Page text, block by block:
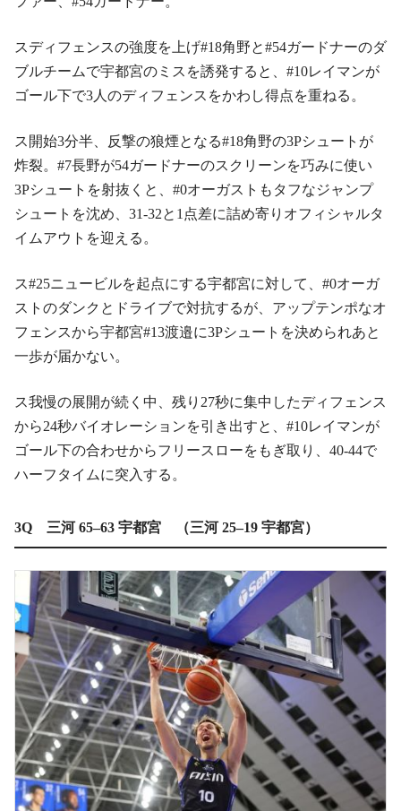
スディフェンスの強度を上げ#18角野と#54ガードナーのダ
ブルチームで宇都宮のミスを誘発すると、#10レイマンが
ゴール下で3人のディフェンスをかわし得点を重ねる。
ス開始3分半、反撃の狼煙となる#18角野の3Pシュートが
炸裂。#7長野が54ガードナーのスクリーンを巧みに使い
3Pシュートを射抜くと、#0オーガストもタフなジャンプ
シュートを沈め、31-32と1点差に詰め寄りオフィシャルタ
イムアウトを迎える。
ス#25ニュービルを起点にする宇都宮に対して、#0オーガ
ストのダンクとドライブで対抗するが、アップテンポなオ
フェンスから宇都宮#13渡邉に3Pシュートを決められあと
一歩が届かない。
ス我慢の展開が続く中、残り27秒に集中したディフェンス
から24秒バイオレーションを引き出すと、#10レイマンが
ゴール下の合わせからフリースローをもぎ取り、40-44で
ハーフタイムに突入する。
3Q 三河 65–63 宇都宮 （三河 25–19 宇都宮）